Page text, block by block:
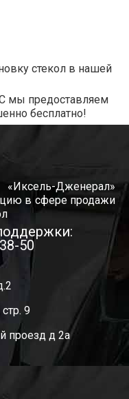
стекол в нашей
мы предоставляем
бесплатно!
Дженерал»
в сфере продажи
50
9
проезд д 2а